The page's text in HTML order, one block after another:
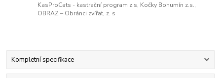
KasProCats - kastrační program z.s, Kočky Bohumín z.s.,
OBRAZ – Obránci zvířat, z. s
Kompletní specifikace